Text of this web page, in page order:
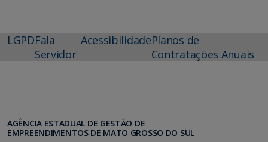
LGPDFala
Servidor
AcessibilidadePlanos de
Contratações Anuais
AGÊNCIA ESTADUAL DE GESTÃO DE
EMPREENDIMENTOS DE MATO GROSSO DO SUL